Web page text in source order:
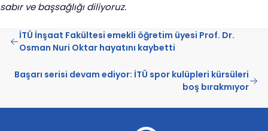
sabır ve başsağlığı diliyoruz.
İTÜ İnşaat Fakültesi emekli öğretim üyesi Prof. Dr.
Osman Nuri Oktar hayatını kaybetti
Başarı serisi devam ediyor: İTÜ spor kulüpleri kürsüleri
boş bırakmıyor